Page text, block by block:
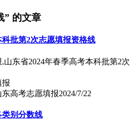
” 的文章
批第2次志愿填报资格线
山东省2024年春季高考本科批第2次
东高考志愿填报2024/7/22
类别分数线